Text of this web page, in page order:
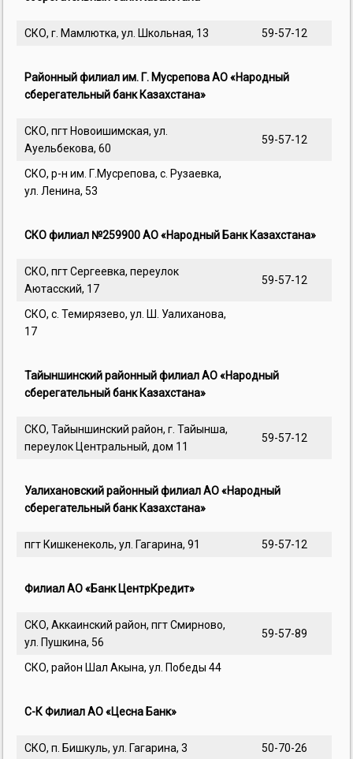
СКО, г. Мамлютка, ул. Школьная, 13 59-57-12
Районный филиал им. Г. Мусрепова АО «Народный
сберегательный банк Казахстана»
СКО, пгт Новоишимская, ул.
Ауельбекова, 60
59-57-12
СКО, р-н им. Г.Мусрепова, с. Рузаевка,
ул. Ленина, 53
СКО филиал №259900 АО «Народный Банк Казахстана»
СКО, пгт Сергеевка, переулок
Аютасский, 17
59-57-12
СКО, с. Темирязево, ул. Ш. Уалиханова,
17
Тайыншинский районный филиал АО «Народный
сберегательный банк Казахстана»
СКО, Тайыншинский район, г. Тайынша,
переулок Центральный, дом 11
59-57-12
Уалихановский районный филиал АО «Народный
сберегательный банк Казахстана»
пгт Кишкенеколь, ул. Гагарина, 91 59-57-12
Филиал АО «Банк ЦентрКредит»
СКО, Аккаинский район, пгт Смирново,
ул. Пушкина, 56
59-57-89
СКО, район Шал Акына, ул. Победы 44
С-К Филиал АО «Цесна Банк»
СКО, п. Бишкуль, ул. Гагарина, 3 50-70-26